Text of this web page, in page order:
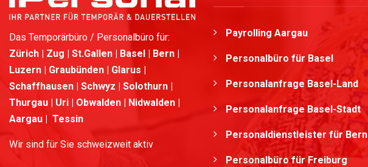
Das Temporärbüro / Personalbüro für:
Zürich | Zug | St.Gallen | Basel | Bern |
Luzern | Graubünden | Glarus |
Schaffhausen | Schwyz | Solothurn |
Thurgau | Uri | Obwalden | Nidwalden |
Aargau | Tessin
Wir sind für Sie schweizweit aktiv
Payrolling Aargau
Personalbüro für Basel
Personalanfrage Basel-Land
Personalanfrage Basel-Stadt
Personaldienstleister für Bern
Personalbüro für Freiburg